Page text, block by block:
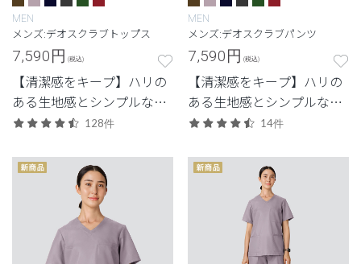
MEN
メンズ:デオスクラブトップス
7,590円 (税込)
【清潔感をキープ】ハリの
ある生地感とシンプルなデ
ザイン。清潔感と快適さに
ル。
128件
MEN
メンズ:デオスクラブパンツ
7,590円 (税込)
【清潔感をキープ】ハリの
ある生地感とシンプルなデ
ザイン。清潔感と快適さに
ル。
14件